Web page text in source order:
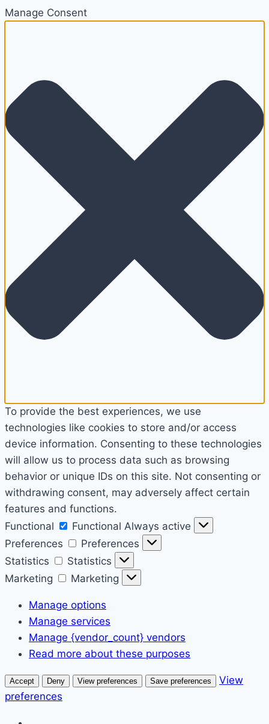
Manage Consent
To provide the best experiences, we use
technologies like cookies to store and/or access
device information. Consenting to these technologies
will allow us to process data such as browsing
behavior or unique IDs on this site. Not consenting or
withdrawing consent, may adversely affect certain
features and functions.
Functional
Functional Always active
Preferences
Preferences
Statistics
Statistics
Marketing
Marketing
Manage options
Manage services
Manage {vendor_count} vendors
Read more about these purposes
Accept Deny View preferences Save preferences
View
preferences